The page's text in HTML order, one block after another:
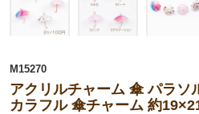
M15270
アクリルチャーム 傘 パラソ
カラフル 傘チャーム 約